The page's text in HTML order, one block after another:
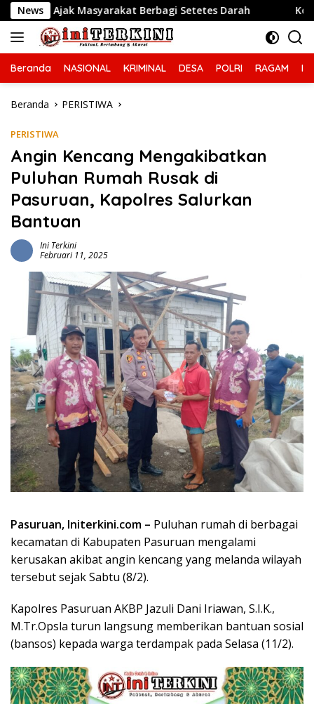
Langsung
ke
konten
News
Masyarakat Berbagi Setetes Darah Kobarkan
Beranda NASIONAL KRIMINAL DESA POLRI RAGAM
Beranda PERISTIWA
PERISTIWA
Angin Kencang Mengakibatkan
Puluhan Rumah Rusak di
Pasuruan, Kapolres Salurkan
Bantuan
Ini Terkini
Februari 11, 2025
Pasuruan, Initerkini.com – Puluhan rumah di berbagai
kecamatan di Kabupaten Pasuruan mengalami
kerusakan akibat angin kencang yang melanda wilayah
tersebut sejak Sabtu (8/2).
Kapolres Pasuruan AKBP Jazuli Dani Iriawan, S.I.K.,
M.Tr.Opsla turun langsung memberikan bantuan sosial
(bansos) kepada warga terdampak pada Selasa (11/2).